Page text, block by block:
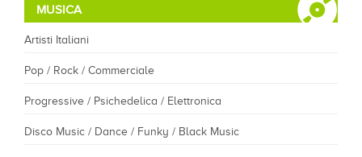
MUSICA
Artisti Italiani
Pop / Rock / Commerciale
Progressive / Psichedelica / Elettronica
Disco Music / Dance / Funky / Black Music